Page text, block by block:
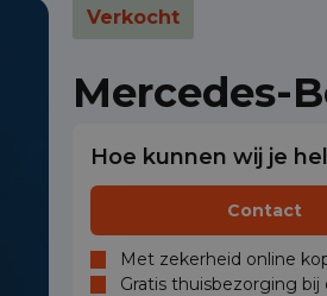
Verkocht
Mercedes-
Hoe kunnen wij je
Contact
Met zekerheid online
Gratis thuisbezorging bij